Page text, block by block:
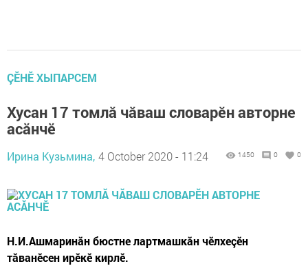
ÇӖНӖ ХЫПАРСЕМ
Хусан 17 томлă чăваш словарӗн авторне
асăнчӗ
Ирина Кузьмина, 4 October 2020 - 11:24 1450 0 0
Н.И.Ашмаринăн бюстне лартмашкăн чӗлхеçӗн
тăванӗсен ирӗкӗ кирлӗ.